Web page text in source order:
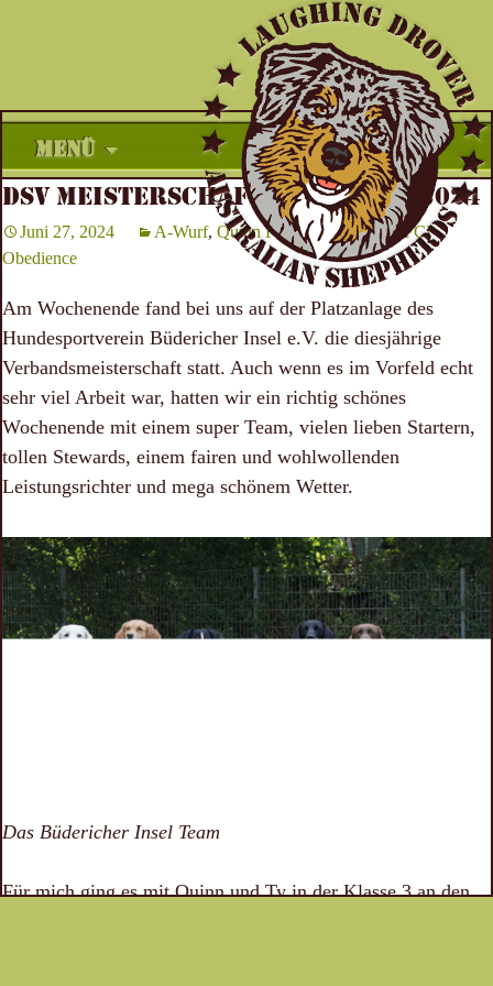
MENÜ
Inhalt
springen
DSV MEISTERSCHAFT OBEDIENCE 2024
Juni 27, 2024 A-Wurf, Quinn FCI Obedience,Ty FCI
Obedience
Am Wochenende fand bei uns auf der Platzanlage des
Hundesportverein Büdericher Insel e.V. die diesjährige
Verbandsmeisterschaft statt. Auch wenn es im Vorfeld echt
sehr viel Arbeit war, hatten wir ein richtig schönes
Wochenende mit einem super Team, vielen lieben Startern,
tollen Stewards, einem fairen und wohlwollenden
Leistungsrichter und mega schönem Wetter.
Das Büdericher Insel Team
Für mich ging es mit Quinn und Ty in der Klasse 3 an den